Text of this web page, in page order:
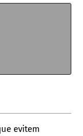
evitem